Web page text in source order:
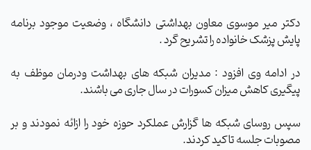
دکتر میر موسوی معاون بهداشتی دانشگاه ، وضعیت موجود برنامه
پایش پزشک خانواده را تشریح گرد .
در ادامه وی افزود : مدیران شبکه های بهداشت ودرمان موظف به
پیگیری کاهش میزان کسورات در سال جاری می باشند.
سپس روسای شبکه ها گزارش عملکرد حوزه خود را ازائه نمودند و بر
مصوبات جلسه تاکید کردند.